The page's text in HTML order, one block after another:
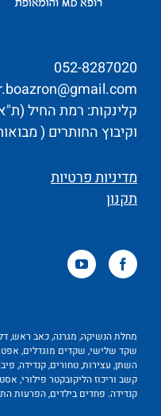
052-8287020
קלינקות: רמת החיל
וקיבוץ החותרים (
מדיניות פרטיות
תקנון
מחלת הנשיקה, מגרנה, כאב ראש,
שקד שלישי, שקדים מוגדלים,
השתן, עצירות, טחורים, קנדידה,
קשב וריכוז הליקובקטר פילורי,
קנדידה. פחדים בילדים, הפרעות